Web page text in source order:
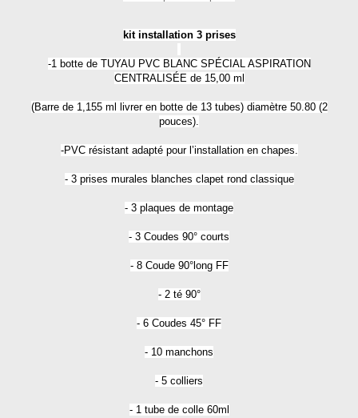
kit installation 3 prises
-1 botte de TUYAU PVC BLANC SPÉCIAL ASPIRATION
CENTRALISÉE de 15,00 ml
(Barre de 1,155 ml livrer en botte de 13 tubes) diamètre 50.80 (2
pouces).
-PVC résistant adapté pour l’installation en chapes.
- 3 prises murales blanches clapet rond classique
- 3 plaques de montage
- 3 Coudes 90° courts
- 8 Coude 90°long FF
- 2 té 90°
- 6 Coudes 45° FF
- 10 manchons
- 5 colliers
- 1 tube de colle 60ml